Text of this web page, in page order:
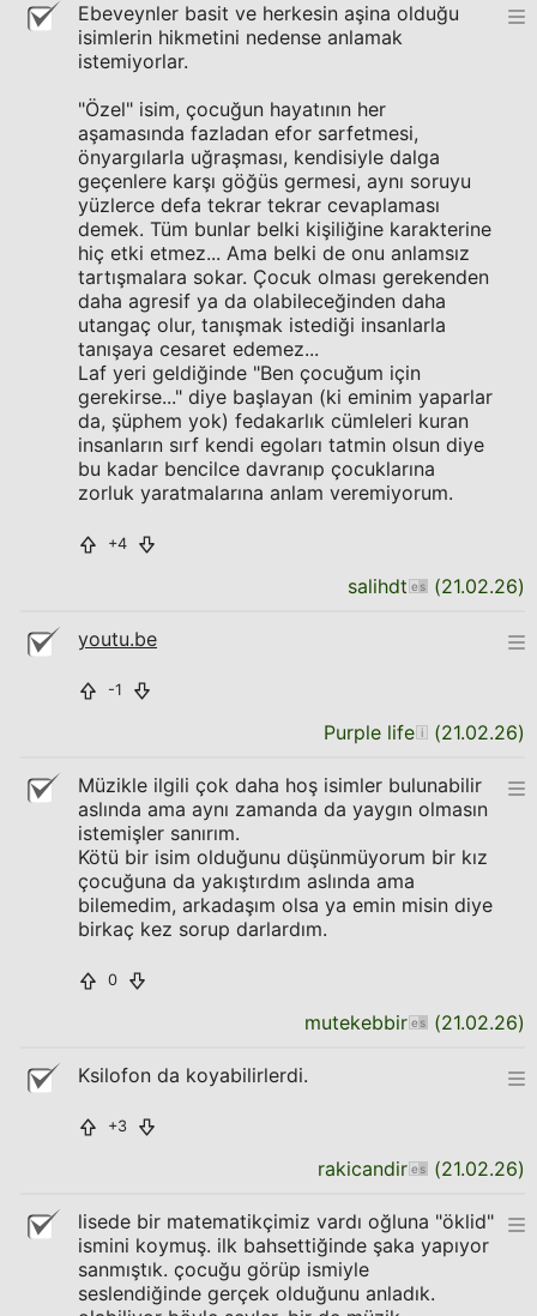
Ebeveynler basit ve herkesin aşina olduğu
isimlerin hikmetini nedense anlamak
istemiyorlar.
"Özel" isim, çocuğun hayatının her
aşamasında fazladan efor sarfetmesi,
önyargılarla uğraşması, kendisiyle dalga
geçenlere karşı göğüs germesi, aynı soruyu
yüzlerce defa tekrar tekrar cevaplaması
demek. Tüm bunlar belki kişiliğine karakterine
hiç etki etmez... Ama belki de onu anlamsız
tartışmalara sokar. Çocuk olması gerekenden
daha agresif ya da olabileceğinden daha
utangaç olur, tanışmak istediği insanlarla
tanışaya cesaret edemez...
Laf yeri geldiğinde "Ben çocuğum için
gerekirse..." diye başlayan (ki eminim yaparlar
da, şüphem yok) fedakarlık cümleleri kuran
insanların sırf kendi egoları tatmin olsun diye
bu kadar bencilce davranıp çocuklarına
zorluk yaratmalarına anlam veremiyorum.
+4
salihdt (21.02.26)
youtu.be
-1
Purple life (21.02.26)
Müzikle ilgili çok daha hoş isimler bulunabilir
aslında ama aynı zamanda da yaygın olmasın
istemişler sanırım.
Kötü bir isim olduğunu düşünmüyorum bir kız
çocuğuna da yakıştırdım aslında ama
bilemedim, arkadaşım olsa ya emin misin diye
birkaç kez sorup darlardım.
0
mutekebbir (21.02.26)
Ksilofon da koyabilirlerdi.
+3
rakicandir (21.02.26)
lisede bir matematikçimiz vardı oğluna "öklid"
ismini koymuş. ilk bahsettiğinde şaka yapıyor
sanmıştık. çocuğu görüp ismiyle
seslendiğinde gerçek olduğunu anladık.